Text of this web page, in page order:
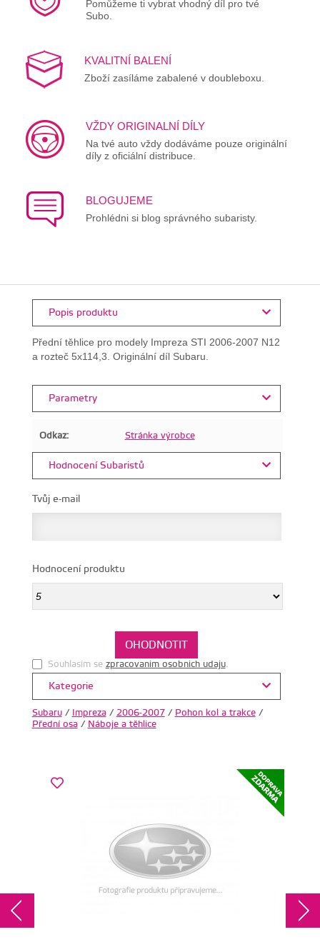
Pomůžeme ti vybrat vhodný díl pro tvé
Subo.
KVALITNÍ BALENÍ
Zboží zasíláme zabalené v doubleboxu.
VŽDY ORIGINALNÍ DÍLY
Na tvé auto vždy dodáváme pouze originální
díly z oficiální distribuce.
BLOGUJEME
Prohlédni si blog správného subaristy.
Popis produktu
Přední těhlice pro modely Impreza STI 2006-2007 N12
a rozteč 5x114,3. Originální díl Subaru.
Parametry
Odkaz: Stránka výrobce
Hodnocení Subaristů
Tvůj e-mail
Hodnocení produktu
Souhlasim se zpracovanim osobnich udaju.
Kategorie
Subaru/ Impreza/ 2006-2007/ Pohon kol a trakce/
Přední osa/ Náboje a těhlice